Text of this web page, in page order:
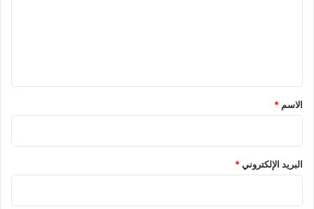
*
الاسم *
البريد الإلكتروني*